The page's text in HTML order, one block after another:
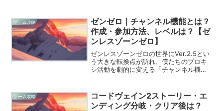
した印章の秘密」で、正直に言って僕は
このクエストに何度も泣か...
ゲーム攻略
ゼンゼロ｜チャンネル機能とは？
作成・参加方法、レベルは？【ゼ
ンレスゾーンゼロ】
ゼンレスゾーンゼロの世界にVer.2.5とい
う大きな転換点が訪れ、僕たちのプロキ
シ活動を劇的に変える「チャンネル機
ストイックな一人旅のような趣がありま
したが、この新ソー...
ゲーム攻略
コードヴェイン2ストーリー・エ
ンディング分岐・クリア後は？